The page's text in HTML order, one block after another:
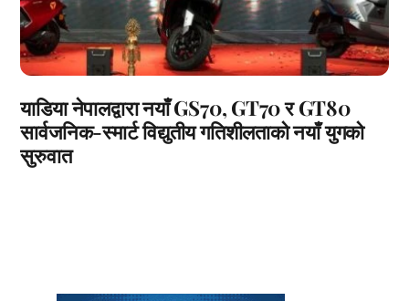
याडिया नेपालद्वारा नयाँ GS70, GT70 र GT80
सार्वजनिक-स्मार्ट विद्युतीय गतिशीलताको नयाँ युगको
सुरुवात